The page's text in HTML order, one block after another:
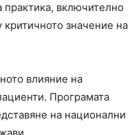
практика, включително
значение на
влияние на
Програмата
на национални